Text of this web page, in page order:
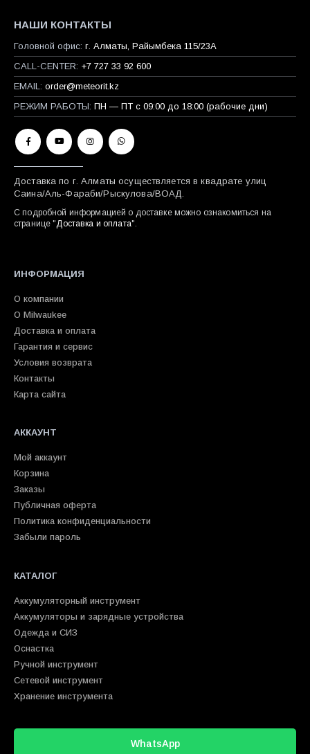
НАШИ КОНТАКТЫ
Головной офис: г. Алматы, Райымбека 115/23A
CALL-CENTER: +7 727 33 92 600
EMAIL: order@meteorit.kz
РЕЖИМ РАБОТЫ: ПН — ПТ с 09:00 до 18:00 (рабочие дни)
Доставка по г. Алматы осуществляется в квадрате улиц
Саина/Аль-Фараби/Рыскулова/ВОАД.
С подробной информацией о доставке можно ознакомиться на
странице " Доставка и оплата".
ИНФОРМАЦИЯ
О компании
О Milwaukee
Доставка и оплата
Гарантия и сервис
Условия возврата
Контакты
Карта сайта
АККАУНТ
Мой аккаунт
Корзина
Заказы
Публичная оферта
Политика конфиденциальности
Забыли пароль
КАТАЛОГ
Аккумуляторный инструмент
Аккумуляторы и зарядные устройства
Одежда и СИЗ
Оснастка
Ручной инструмент
Сетевой инструмент
Хранение инструмента
WhatsApp